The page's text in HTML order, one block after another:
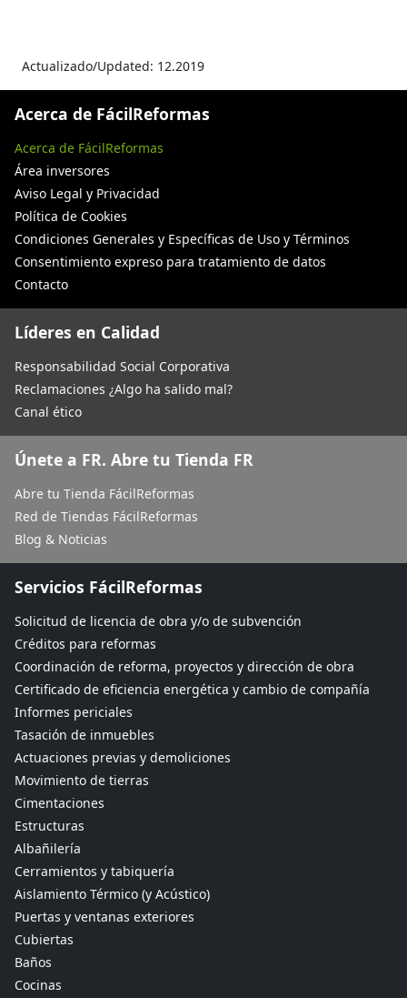
Actualizado/Updated: 12.2019
Acerca de FácilReformas
Acerca de FácilReformas
Área inversores
Aviso Legal y Privacidad
Política de Cookies
Condiciones Generales y Específicas de Uso y Términos
Consentimiento expreso para tratamiento de datos
Contacto
Líderes en Calidad
Responsabilidad Social Corporativa
Reclamaciones ¿Algo ha salido mal?
Canal ético
Únete a FR. Abre tu Tienda FR
Abre tu Tienda FácilReformas
Red de Tiendas FácilReformas
Blog & Noticias
Servicios FácilReformas
Solicitud de licencia de obra y/o de subvención
Créditos para reformas
Coordinación de reforma, proyectos y dirección de obra
Certificado de eficiencia energética y cambio de compañía
Informes periciales
Tasación de inmuebles
Actuaciones previas y demoliciones
Movimiento de tierras
Cimentaciones
Estructuras
Albañilería
Cerramientos y tabiquería
Aislamiento Térmico (y Acústico)
Puertas y ventanas exteriores
Cubiertas
Baños
Cocinas